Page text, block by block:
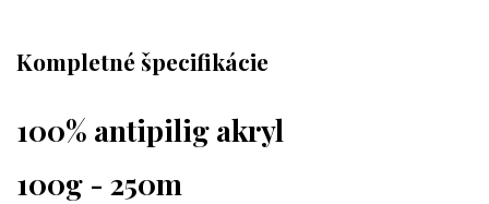
Kompletné špecifikácie
100% antipilig akryl
100g - 250m